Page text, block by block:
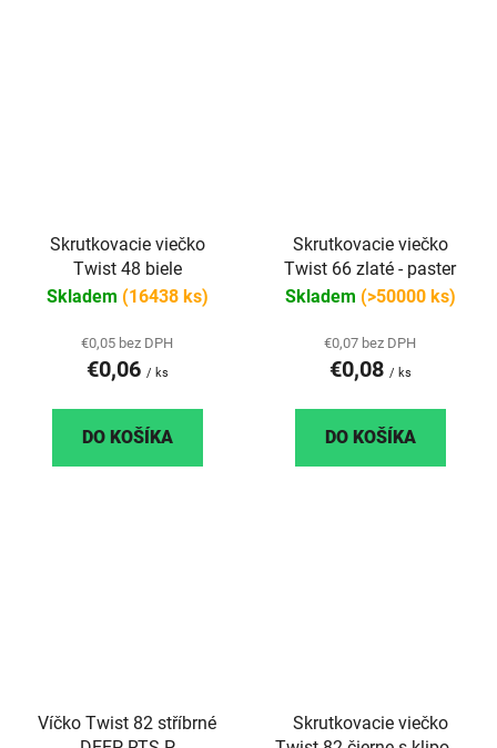
Skrutkovacie viečko
Twist 48 biele
Skladem (16438 ks)
€0,05 bez DPH
€0,06 / ks
DO KOŠÍKA
Skrutkovacie viečko
Twist 66 zlaté - paster
Skladem (>50000 ks)
€0,07 bez DPH
€0,08 / ks
DO KOŠÍKA
Víčko Twist 82 stříbrné
Skrutkovacie viečko